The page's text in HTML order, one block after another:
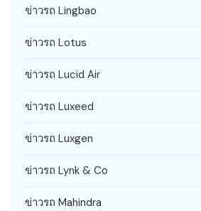
ข่าวรถ Lingbao
ข่าวรถ Lotus
ข่าวรถ Lucid Air
ข่าวรถ Luxeed
ข่าวรถ Luxgen
ข่าวรถ Lynk & Co
ข่าวรถ Mahindra